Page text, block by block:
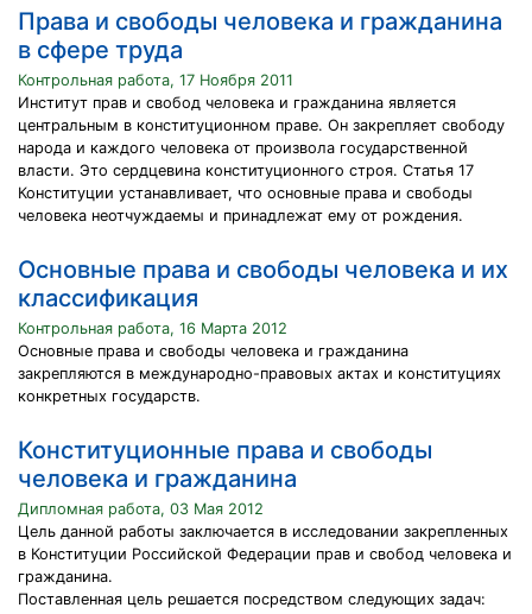
Права и свободы человека и гражданина
в сфере труда
Контрольная работа, 17 Ноября 2011
Институт прав и свобод человека и гражданина является
центральным в конституционном праве. Он закрепляет свободу
народа и каждого человека от произвола государственной
власти. Это сердцевина конституционного строя. Статья 17
Конституции устанавливает, что основные права и свободы
человека неотчуждаемы и принадлежат ему от рождения.
Основные права и свободы человека и их
классификация
Контрольная работа, 16 Марта 2012
Основные права и свободы человека и гражданина
закрепляются в международно-правовых актах и конституциях
конкретных государств.
Конституционные права и свободы
человека и гражданина
Дипломная работа, 03 Мая 2012
Цель данной работы заключается в исследовании закрепленных
в Конституции Российской Федерации прав и свобод человека и
гражданина.
Поставленная цель решается посредством следующих задач: